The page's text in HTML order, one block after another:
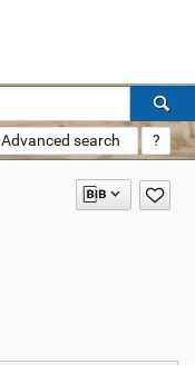
Advanced search ?